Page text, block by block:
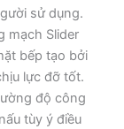
sử dụng.
mạch Slider
bếp tạo bởi
lực đỡ tốt.
độ công
tùy ý điều